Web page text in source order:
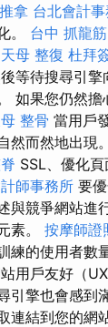
拿 台北會計
。 台中 抓龍筋
天母 整復 杜拜
等待搜尋引擎
如果您仍然擔
整骨 當用戶
然而然地出現。
SSL、優化
師事務所 要
與競爭網站進
素。 按摩師證
練的使用者數
用戶友好（
引擎也會感到
連結到您的網